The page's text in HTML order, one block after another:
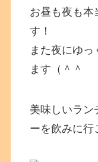
お昼も夜も本
す！
また夜にゆっ
ます（＾＾
美味しいラン
ーを飲みに行